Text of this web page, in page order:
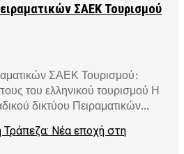
ΣΑΕΚ Τουρισμού
ΣΑΕΚ Τουρισμού:
του ελληνικού τουρισμού Η
δικτύου Πειραματικών...